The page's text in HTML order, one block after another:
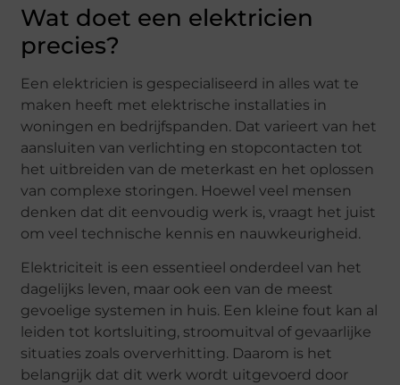
Wat doet een elektricien
precies?
Een elektricien is gespecialiseerd in alles wat te
maken heeft met elektrische installaties in
woningen en bedrijfspanden. Dat varieert van het
aansluiten van verlichting en stopcontacten tot
het uitbreiden van de meterkast en het oplossen
van complexe storingen. Hoewel veel mensen
denken dat dit eenvoudig werk is, vraagt het juist
om veel technische kennis en nauwkeurigheid.
Elektriciteit is een essentieel onderdeel van het
dagelijks leven, maar ook een van de meest
gevoelige systemen in huis. Een kleine fout kan al
leiden tot kortsluiting, stroomuitval of gevaarlijke
situaties zoals oververhitting. Daarom is het
belangrijk dat dit werk wordt uitgevoerd door